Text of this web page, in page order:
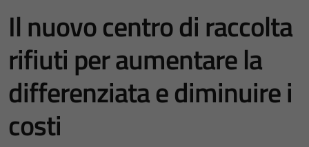
Il nuovo centro di raccolta
rifiuti per aumentare la
differenziata e diminuire i
costi